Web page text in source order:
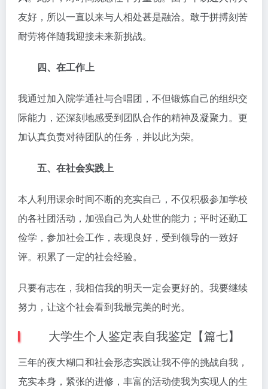
友好，所以一直以来与人相处甚是融洽。敢于拼搏刻苦
耐劳将伴随我迎接未来新挑战。
四、在工作上
我通过加入院学通社与合唱团，不但锻炼自己的组织交
际能力，还深刻地感受到团队合作的精神及凝聚力。更
加认真负责对待团队的任务，并以此为荣。
五、在社会实践上
本人利用课余时间不断的充实自己，不仅积极参加学校
的各社团活动，加强自己为人处世的能力；平时还勤工
俭学，参加社会工作，表现良好，受到领导的一致好
评。积累了一定的社会经验。
只要有志在，我相信我的明天一定会更好的。我要继续
努力，让这个社会看到我最完美的时光。
大学生个人鉴定表自我鉴定【篇七】
三年的夜大糊口和社会形态实践让我不停的挑战自我，
充实本身，紧张的进修，丰富的活动使我为实现人的生